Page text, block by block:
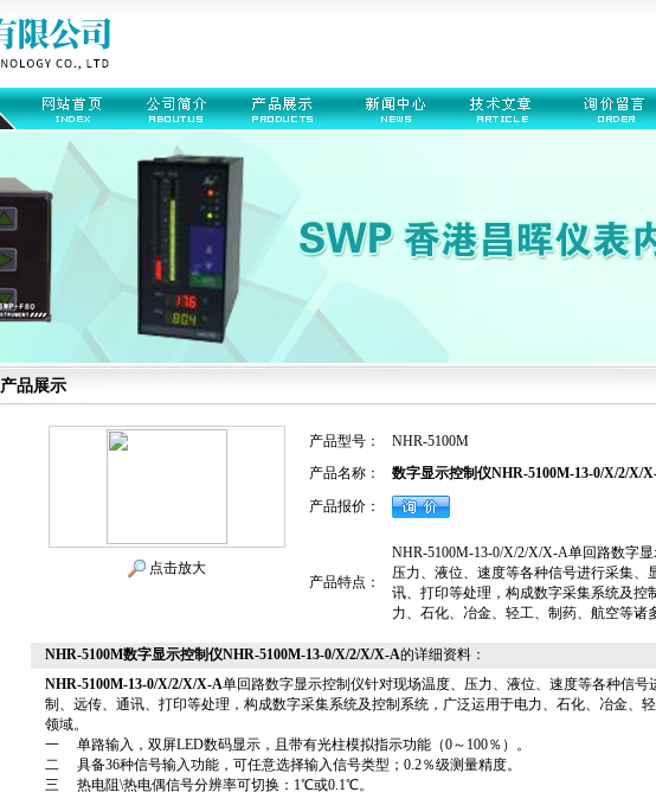
产品展示
点击放大
产品型号：
NHR-5100M
产品名称：
数字显示控制仪NHR-5100M-13-0/X/2/X/
产品报价：
产品特点：
NHR-5100M-13-0/X/2/X/X-A单回路数字显
压力、液位、速度等各种信号进行采集、
讯、打印等处理，构成数字采集系统及控
力、石化、冶金、轻工、制药、航空等诸
NHR-5100M数字显示控制仪NHR-5100M-13-0/X/2/X/X-A的详细资料：
NHR-5100M-13-0/X/2/X/X-A单回路数字显示控制仪针对现场温度、压力、液位、速度等各种信号
制、远传、通讯、打印等处理，构成数字采集系统及控制系统，广泛运用于电力、石化、冶金、
领域。
一 单路输入，双屏LED数码显示，且带有光柱模拟指示功能（0～100％）。
二 具备36种信号输入功能，可任意选择输入信号类型；0.2％级测量精度。
三 热电阻\热电偶信号分辨率可切换：1℃或0.1℃。